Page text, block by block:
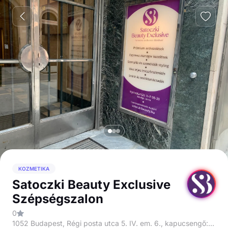
KOZMETIKA
Satoczki Beauty Exclusive
Szépségszalon
0
1052 Budapest, Régi posta utca 5. IV. em. 6., kapucsengő: 33